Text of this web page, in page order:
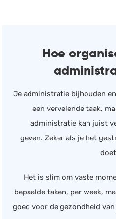
Hoe
Je administratie bijhouden
een vervelende taak,
administratie kan juist
geven. Zeker als je het
Het is slim om vaste
bepaalde taken, per week,
goed voor de gezondheid